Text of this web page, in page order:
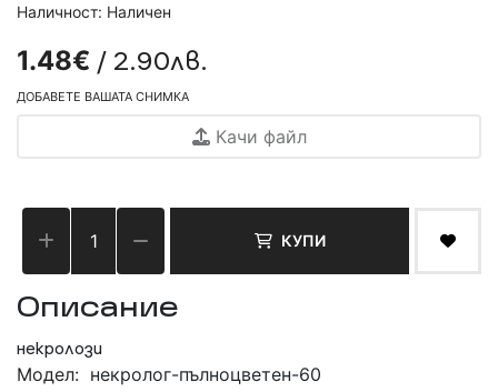
Наличност: Наличен
1.48€ / 2.90лв.
ДОБАВЕТЕ ВАШАТА СНИМКА
Качи файл
КУПИ
Описание
некролози
Модел: некролог-пълноцветен-60